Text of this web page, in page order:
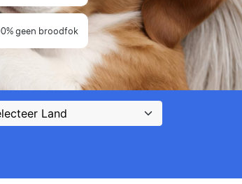
geen broodfok